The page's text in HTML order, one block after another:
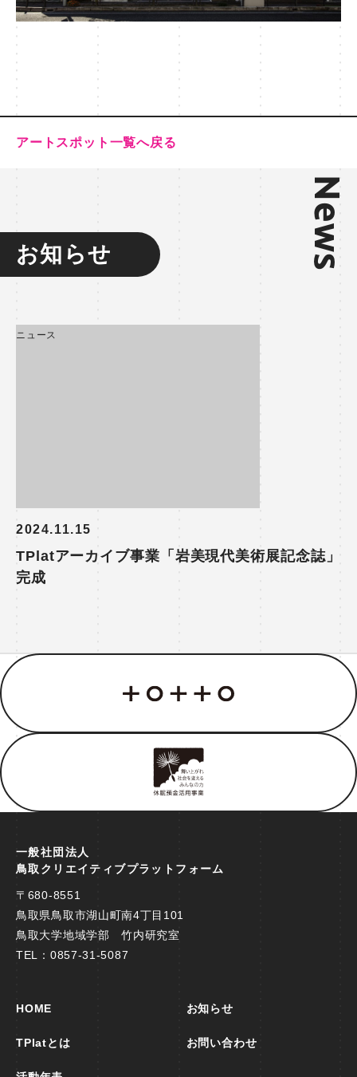
アートスポット一覧へ戻る
お知らせ News
ニュース
2024.11.15
TPlatアーカイブ事業「岩美現代美術展記念誌」
完成
一般社団法人
鳥取クリエイティブプラットフォーム
〒680-8551
鳥取県鳥取市湖山町南4丁目101
鳥取大学地域学部 竹内研究室
TEL： 0857-31-5087
HOME
TPlatとは
お知らせ
お問い合わせ